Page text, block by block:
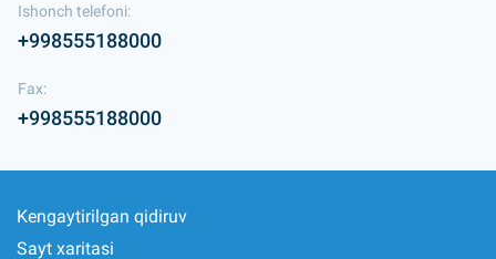
Ishonch telefoni:
+998555188000
Fax:
+998555188000
Kengaytirilgan qidiruv
Sayt xaritasi